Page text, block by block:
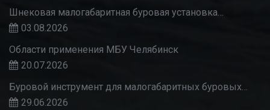
Шнековая малогабаритная буровая установка…
03.08.2026
Области применения МБУ Челябинск
20.07.2026
Буровой инструмент для малогабаритных буровых…
29.06.2026